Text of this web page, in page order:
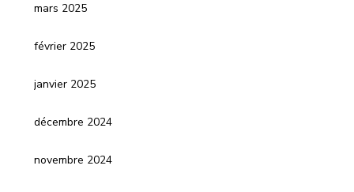
mars 2025
février 2025
janvier 2025
décembre 2024
novembre 2024